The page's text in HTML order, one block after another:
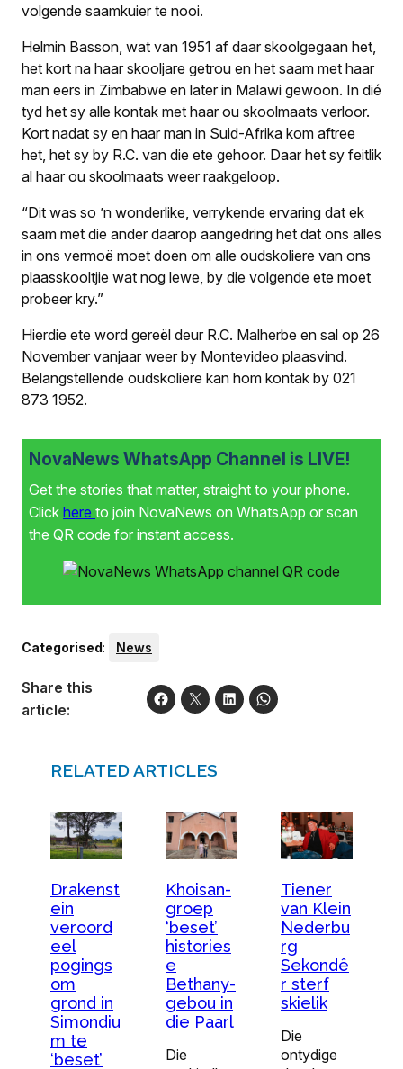
volgende saamkuier te nooi.
Helmin Basson, wat van 1951 af daar skoolgegaan het,
het kort na haar skooljare getrou en het saam met haar
man eers in Zimbabwe en later in Malawi gewoon. In dié
tyd het sy alle kontak met haar ou skoolmaats verloor.
Kort nadat sy en haar man in Suid-Afrika kom aftree
het, het sy by R.C. van die ete gehoor. Daar het sy feitlik
al haar ou skoolmaats weer raakgeloop.
“Dit was so ’n wonderlike, verrykende ervaring dat ek
saam met die ander daarop aangedring het dat ons alles
in ons vermoë moet doen om alle oudskoliere van ons
plaasskooltjie wat nog lewe, by die volgende ete moet
probeer kry.”
Hierdie ete word gereël deur R.C. Malherbe en sal op 26
November vanjaar weer by Montevideo plaasvind.
Belangstellende oudskoliere kan hom kontak by 021
873 1952.
NovaNews WhatsApp Channel is LIVE!
Get the stories that matter, straight to your phone.
Click here to join NovaNews on WhatsApp or scan
the QR code for instant access.
Categorised: News
Share this
article:
RELATED ARTICLES
Drakenst
ein
veroord
eel
pogings
om
grond in
Simondiu
m te
‘beset’
Khoisan-
groep
‘beset’
histories
e
Bethany-
gebou in
die Paarl
Die
Tiener
van Klein
Nederbu
rg
Sekondê
r sterf
skielik
Die
ontydige